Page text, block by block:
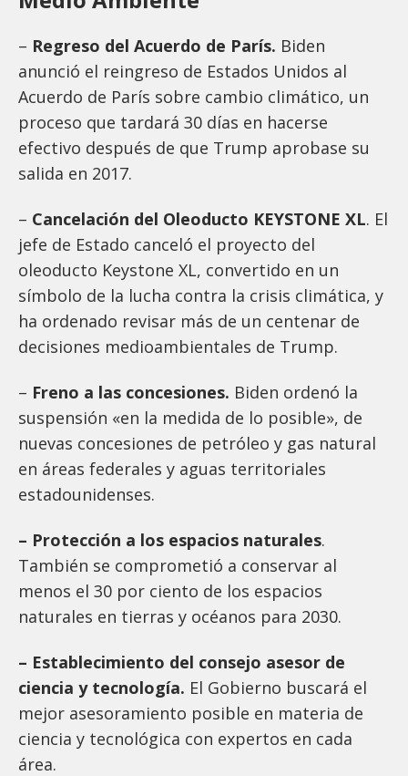
– Regreso del Acuerdo de París. Biden
anunció el reingreso de Estados Unidos al
Acuerdo de París sobre cambio climático, un
proceso que tardará 30 días en hacerse
efectivo después de que Trump aprobase su
salida en 2017.
– Cancelación del Oleoducto KEYSTONE XL. El
jefe de Estado canceló el proyecto del
oleoducto Keystone XL, convertido en un
símbolo de la lucha contra la crisis climática, y
ha ordenado revisar más de un centenar de
decisiones medioambientales de Trump.
– Freno a las concesiones. Biden ordenó la
suspensión «en la medida de lo posible», de
nuevas concesiones de petróleo y gas natural
en áreas federales y aguas territoriales
estadounidenses.
– Protección a los espacios naturales.
También se comprometió a conservar al
menos el 30 por ciento de los espacios
naturales en tierras y océanos para 2030.
– Establecimiento del consejo asesor de
ciencia y tecnología. El Gobierno buscará el
mejor asesoramiento posible en materia de
ciencia y tecnológica con expertos en cada
área.